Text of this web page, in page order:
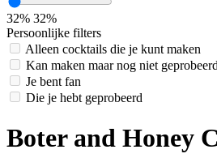
32% 32%
Persoonlijke filters
Alleen cocktails die je kunt maken
Kan maken maar nog niet geprobeerd
Je bent fan
Die je hebt geprobeerd
Boter and Honey